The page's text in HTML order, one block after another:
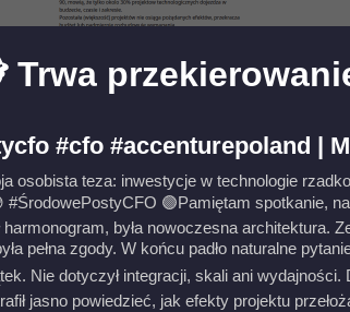
#cfo #accenturepoland |
osobista teza: inwestycje w technologie
🟣Pamiętam spotkanie,
była nowoczesna architektura.
pełna zgody. W końcu padło naturalne
Nie dotyczył integracji, skali ani
jasno powiedzieć, jak efekty projektu